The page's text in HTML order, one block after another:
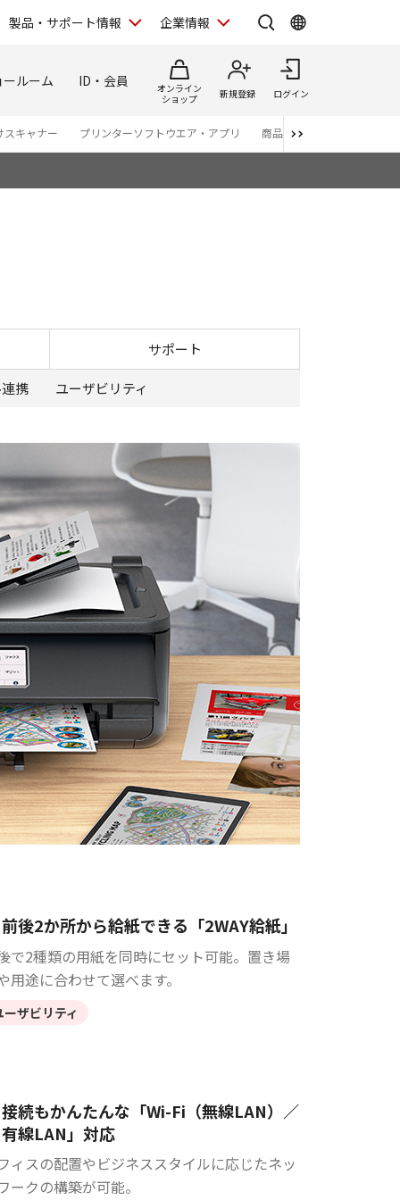
製品・サポート情報 企業情報
ールーム ID・会員
オンライン
ショップ
新規登録 ログイン
スキャナー プリンターソフトウエア・アプリ 商品カタログ
サポート
携 ユーザビリティ
前後2か所から給紙できる「2WAY給紙」
で2種類の用紙を同時にセット可能。置き場
用途に合わせて選べます。
ーザビリティ
接続もかんたんな「Wi-Fi（無線LAN）／
有線LAN」対応
ィスの配置やビジネススタイルに応じたネッ
ークの構築が可能。